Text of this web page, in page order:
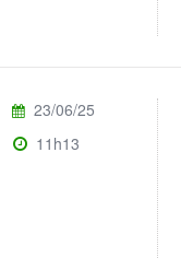
23/06/25
11h13